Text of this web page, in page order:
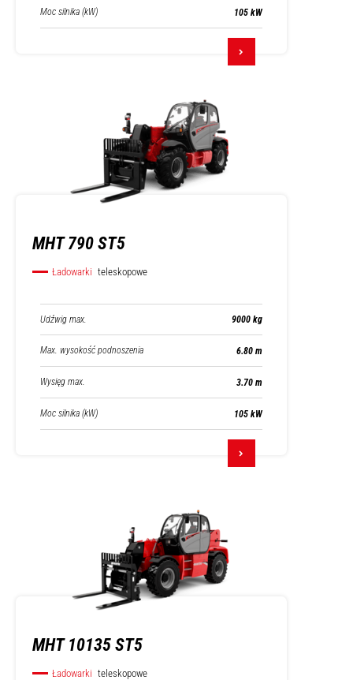
Moc silnika (kW) 105 kW
MHT 790 ST5
Ładowarki teleskopowe
Udźwig max. 9000 kg
Max. wysokość podnoszenia 6.80 m
Wysięg max. 3.70 m
Moc silnika (kW) 105 kW
MHT 10135 ST5
Ładowarki teleskopowe